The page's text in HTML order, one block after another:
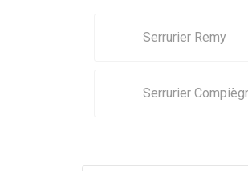
Serrurier Remy
Serrurier